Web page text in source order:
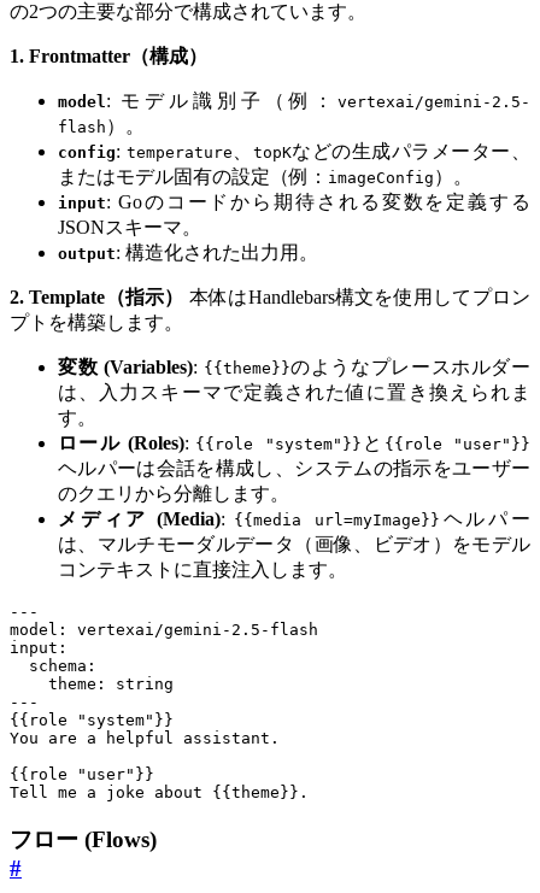
の2つの主要な部分で構成されています。
1. Frontmatter（構成）
model: モデル識別子（例： vertexai/gemini-2.5-
flash ）。
config: temperature topKなどの生成パラメーター、
またはモデル固有の設定（例： imageConfig ）。
input: Goのコードから期待される変数を定義する
JSONスキーマ。
output: 構造化された出力用。
2. Template（指示）
本体はHandlebars構文を使用してプロン
プトを構築します。
変数 (Variables): {{theme}}のようなプレースホルダー
は、入力スキーマで定義された値に置き換えられま
す。
ロール (Roles): {{role "system"}} と {{role "user"}}
ヘルパーは会話を構成し、システムの指示をユーザー
のクエリから分離します。
メディア (Media): {{media url=myImage}} ヘルパー
は、マルチモーダルデータ（画像、ビデオ）をモデル
コンテキストに直接注入します。
---
model :
vertexai/gemini-2.5-flash
input :
schema :
theme :
string
---
{{ role "system"}}
You are a helpful assistant.
{{ role "user"}}
Tell me a joke about {{theme}}.
フロー (Flows)
#